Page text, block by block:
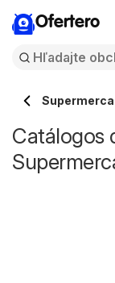
Ofertero
Catálogos